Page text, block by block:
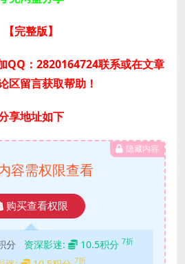
【完整版】
QQ：2820164724联系或在文章
区留言获取帮助！
享地址如下
隐藏内容
容需权限查看
购买查看权限
分 资深影迷: 10.5积分 7折
7折